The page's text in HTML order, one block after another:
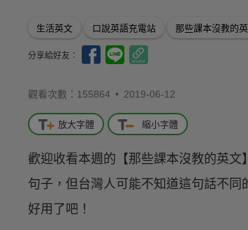
生活英文 口說英語充電站 那些課本沒教的
分享給好友：
觀看次數：155864 • 2019-06-12
放大字體 縮小字體
歡迎收看本週的【那些課本沒教的英
句子，但台灣人可能不知道這句話不
好用了吧！